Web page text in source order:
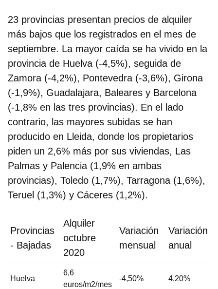
23 provincias presentan precios de alquiler
más bajos que los registrados en el mes de
septiembre. La mayor caída se ha vivido en la
provincia de Huelva (-4,5%), seguida de
Zamora (-4,2%), Pontevedra (-3,6%), Girona
(-1,9%), Guadalajara, Baleares y Barcelona
(-1,8% en las tres provincias). En el lado
contrario, las mayores subidas se han
producido en Lleida, donde los propietarios
piden un 2,6% más por sus viviendas, Las
Palmas y Palencia (1,9% en ambas
provincias), Toledo (1,7%), Tarragona (1,6%),
Teruel (1,3%) y Cáceres (1,2%).
Provincias
- Bajadas
Alquiler
octubre
2020
Variación
mensual
Variación
anual
Huelva
6,6
euros/m2/mes
-4,50% 4,20%